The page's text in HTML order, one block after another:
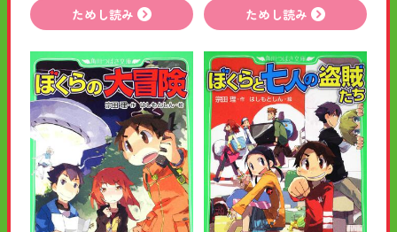
ためし読み ためし読み